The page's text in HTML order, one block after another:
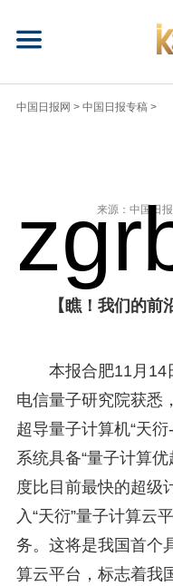
中国日报网 > 中国日报专稿 >
来源：中国日
【瞧！我们的前
本报合肥11月14
电信量子研究院获悉
超导量子计算机“天
系统具备“量子计算
度比目前最快的超级
入“天衍”量子计算云
务。这将是我国首个
算云平台，标志着我